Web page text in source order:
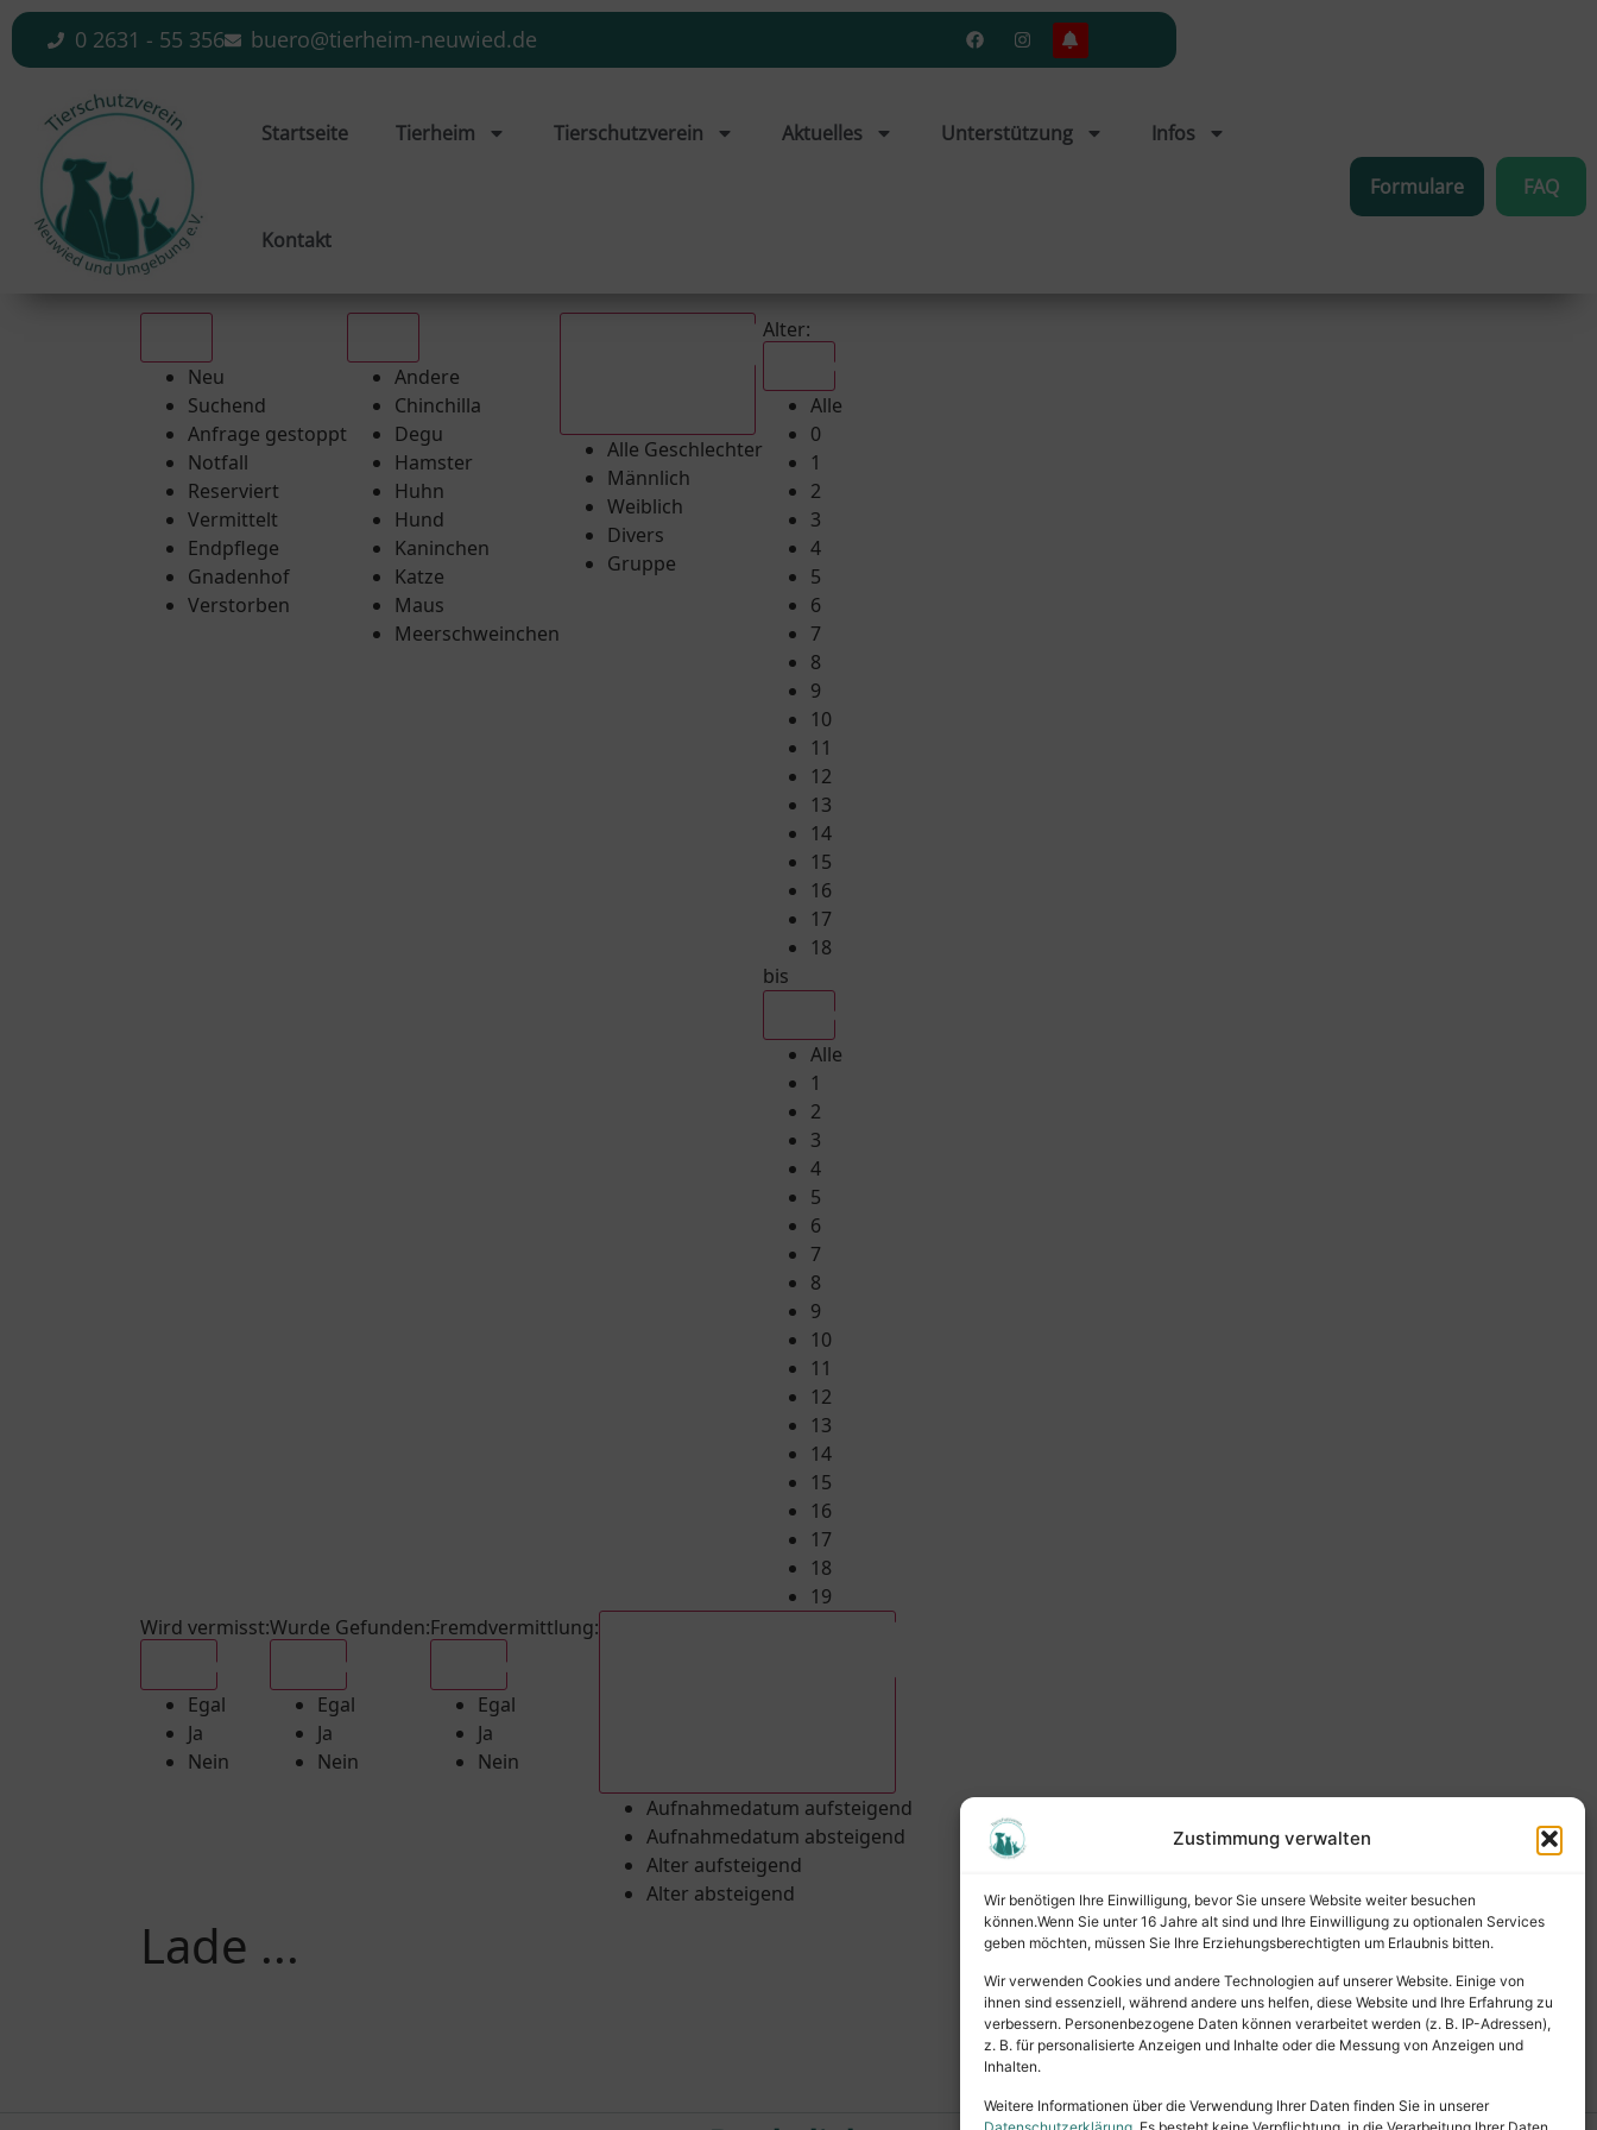
Zustimmung verwalten
Wir benötigen Ihre Einwilligung, bevor Sie unsere Website weiter besuchen
können.Wenn Sie unter 16 Jahre alt sind und Ihre Einwilligung zu optionalen Services
geben möchten, müssen Sie Ihre Erziehungsberechtigten um Erlaubnis bitten.
Wir verwenden Cookies und andere Technologien auf unserer Website. Einige von
ihnen sind essenziell, während andere uns helfen, diese Website und Ihre Erfahrung zu
verbessern. Personenbezogene Daten können verarbeitet werden (z. B. IP-Adressen),
z. B. für personalisierte Anzeigen und Inhalte oder die Messung von Anzeigen und
Inhalten.
Weitere Informationen über die Verwendung Ihrer Daten finden Sie in unserer
0 2631 - 55 356 buero@tierheim-neuwied.de
Startseite Tierheim Tierschutzverein Aktuelles Unterstützung Infos
Kontakt
Formulare FAQ
Neu
Suchend
Anfrage gestoppt
Notfall
Reserviert
Vermittelt
Endpflege
Gnadenhof
Verstorben
Andere
Chinchilla
Degu
Hamster
Huhn
Hund
Kaninchen
Katze
Maus
Meerschweinchen
Alle Geschlechter
Männlich
Weiblich
Divers
Gruppe
Alter:
Alle
0
1
2
3
4
5
6
7
8
9
10
11
12
13
14
15
16
17
18
bis
Alle
1
2
3
4
5
6
7
8
9
10
11
12
13
14
15
16
17
18
19
Wird vermisst:
Egal
Ja
Nein
Wurde Gefunden:
Egal
Ja
Nein
Fremdvermittlung:
Egal
Ja
Nein
Aufnahmedatum aufsteigend
Aufnahmedatum absteigend
Alter aufsteigend
Alter absteigend
Lade ...